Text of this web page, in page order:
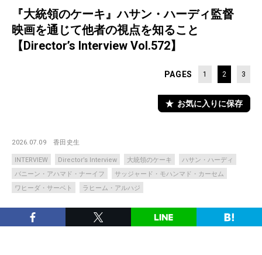
『大統領のケーキ』ハサン・ハーディ監督
映画を通じて他者の視点を知ること
【Director’s Interview Vol.572】
PAGES 1 2 3
お気に入りに保存
2026.07.09 香田史生
INTERVIEW Director’s Interview 大統領のケーキ
ハサン・ハーディ
バニーン・アハマド・ナーイフ
サッジャード・モハンマド・カーセム
ワヒーダ・サーベト
ラヒーム・アルハジ